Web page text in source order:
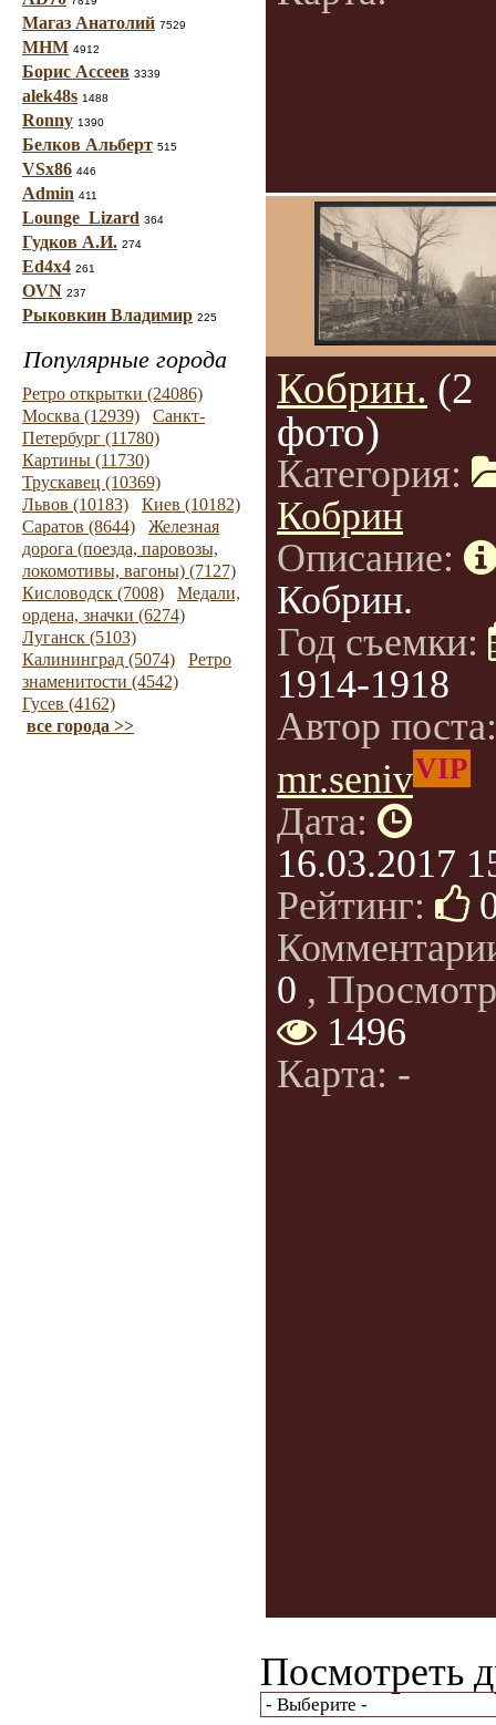
Магаз Анатолий 7529
МНМ 4912
Борис Ассеев 3339
alek48s 1488
Ronny 1390
Белков Альберт 515
VSx86 446
Admin 411
Lounge_Lizard 364
Гудков А.И. 274
Ed4x4 261
OVN 237
Рыковкин Владимир 225
Популярные города
Ретро открытки (24086)
Москва (12939)
Санкт-
Петербург (11780)
Картины (11730)
Трускавец (10369)
Львов (10183)
Киев (10182)
Саратов (8644)
Железная
дорога (поезда, паровозы,
локомотивы, вагоны) (7127)
Кисловодск (7008)
Медали,
ордена, значки (6274)
Луганск (5103)
Калининград (5074)
Ретро
знаменитости (4542)
Гусев (4162)
все города >>
Кобрин. (2
фото)
Категория:
Кобрин
Описание:
Кобрин.
Год съемки:
1914-1918
Автор
mr.senivVIP
Дата:
16.03.2017
Рейтинг:
0 ,
1496
Карта: -
Посмотреть